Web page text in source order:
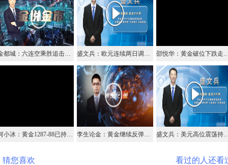
金都城：六连空乘胜追击，继续高沽 盛文兵：欧元连续两日调整调位，1.1280区域继续做多 邵悦华：黄金破位下跌走
何小冰：黄金1287-88已持空，原油63.6空 李生论金：黄金继续反弹空，原油咽撤62再多 盛文兵：美元高位震荡持
猜您喜欢 看过的人还看